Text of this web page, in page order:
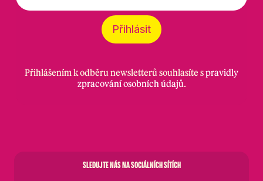
mail
Přihlásit
Přihlášením k odběru newsletterů souhlasíte spravidly
zpracování osobních údajů.
SLEDUJTE NÁS NA SOCIÁLNÍCH SÍTÍCH